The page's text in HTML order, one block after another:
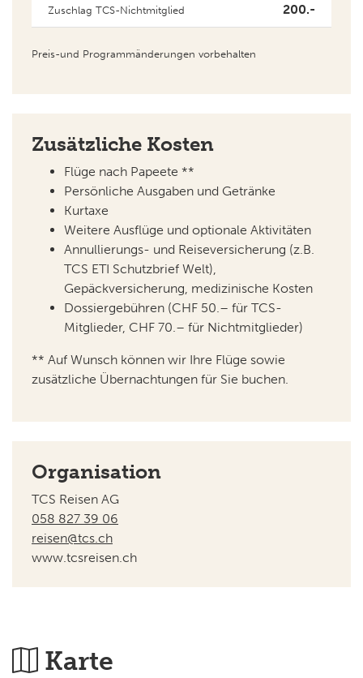
Zuschlag TCS-Nichtmitglied 200.-
Preis-und Programmänderungen vorbehalten
Zusätzliche Kosten
Flüge nach Papeete **
Persönliche Ausgaben und Getränke
Kurtaxe
Weitere Ausflüge und optionale Aktivitäten
Annullierungs- und Reiseversicherung (z.B.
TCS ETI Schutzbrief Welt),
Gepäckversicherung, medizinische Kosten
Dossiergebühren (CHF 50.– für TCS-
Mitglieder, CHF 70.– für Nichtmitglieder)
** Auf Wunsch können wir Ihre Flüge sowie
zusätzliche Übernachtungen für Sie buchen.
Organisation
TCS Reisen AG
058 827 39 06
reisen@tcs.ch
www.tcsreisen.ch
Karte